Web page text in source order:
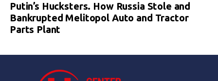
Putin’s Hucksters. How Russia Stole and
Bankrupted Melitopol Auto and Tractor
Parts Plant